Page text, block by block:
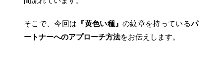
そこで、今回は 『黄色い種』の紋章を持っているパ
ートナーへのアプローチ方法をお伝えします。